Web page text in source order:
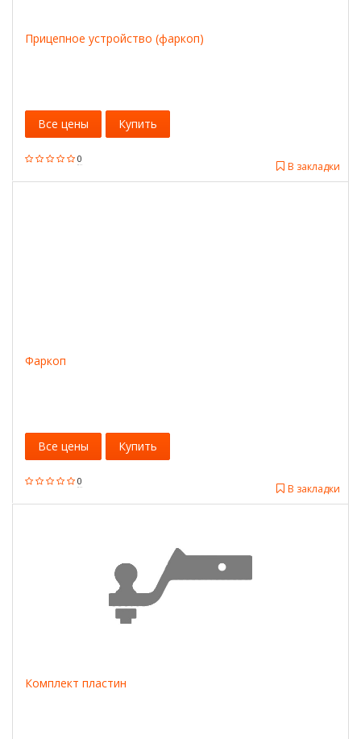
Прицепное устройство (фаркоп)
0
В закладки
Все цены Купить
Фаркоп
0
В закладки
Все цены Купить
Комплект пластин